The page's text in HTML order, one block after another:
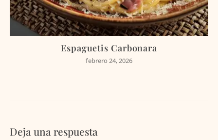
Espaguetis Carbonara
febrero 24, 2026
Deja una respuesta